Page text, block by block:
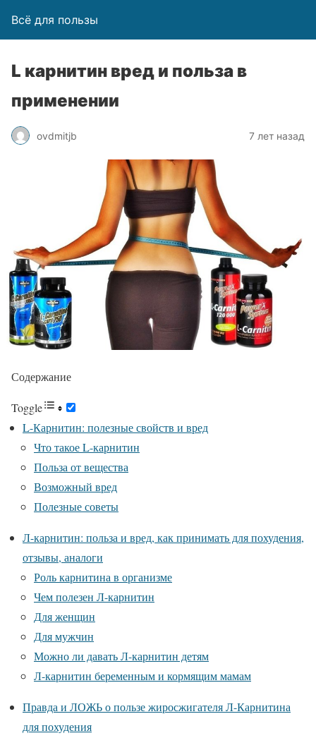
Всё для пользы
L карнитин вред и польза в
применении
ovdmitjb 7 лет назад
Содержание
Toggle
L-Карнитин: полезные свойств и вред
Что такое L-карнитин
Польза от вещества
Возможный вред
Полезные советы
Л-карнитин: польза и вред, как принимать для похудения,
отзывы, аналоги
Роль карнитина в организме
Чем полезен Л-карнитин
Для женщин
Для мужчин
Можно ли давать Л-карнитин детям
Л-карнитин беременным и кормящим мамам
Правда и ЛОЖЬ о пользе жиросжигателя Л-Карнитина
для похудения